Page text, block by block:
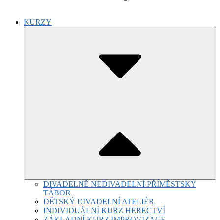
KURZY
DIVADELNĚ NEDIVADELNÍ PŘÍMĚSTSKÝ
TÁBOR
DĚTSKÝ DIVADELNÍ ATELIÉR
INDIVIDUÁLNÍ KURZ HERECTVÍ